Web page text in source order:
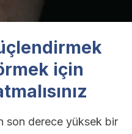
için
son derece yüksek bir